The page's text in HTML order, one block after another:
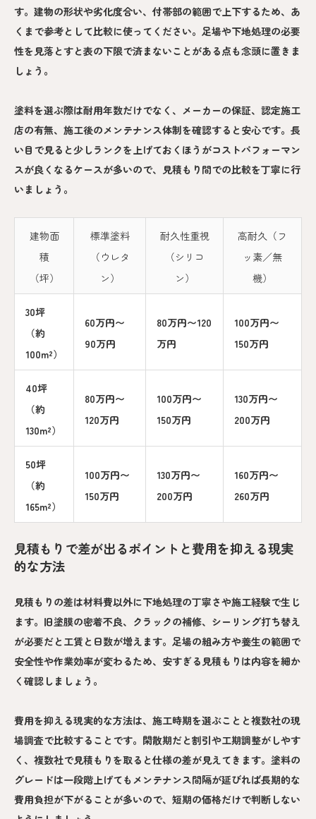
す。建物の形状や劣化度合い、付帯部の範囲で上下するため、あ
くまで参考として比較に使ってください。足場や下地処理の必要
性を見落とすと表の下限で済まないことがある点も念頭に置きま
しょう。
塗料を選ぶ際は耐用年数だけでなく、メーカーの保証、認定施工
店の有無、施工後のメンテナンス体制を確認すると安心です。長
い目で見ると少しランクを上げておくほうがコストパフォーマン
スが良くなるケースが多いので、見積もり間での比較を丁寧に行
いましょう。
建物面
積
（坪）
標準塗料
（ウレタ
ン）
耐久性重視
（シリコ
ン）
高耐久（フ
ッ素／無
機）
30坪
（約
100m²）
60万円〜
90万円
80万円〜120
万円
100万円〜
150万円
40坪
（約
130m²）
80万円〜
120万円
100万円〜
150万円
130万円〜
200万円
50坪
（約
165m²）
100万円〜
150万円
130万円〜
200万円
160万円〜
260万円
見積もりで差が出るポイントと費用を抑える現実
的な方法
見積もりの差は材料費以外に下地処理の丁寧さや施工経験で生じ
ます。旧塗膜の密着不良、クラックの補修、シーリング打ち替え
が必要だと工賃と日数が増えます。足場の組み方や養生の範囲で
安全性や作業効率が変わるため、安すぎる見積もりは内容を細か
く確認しましょう。
費用を抑える現実的な方法は、施工時期を選ぶことと複数社の現
場調査で比較することです。閑散期だと割引や工期調整がしやす
く、複数社で見積もりを取ると仕様の差が見えてきます。塗料の
グレードは一段階上げてもメンテナンス間隔が延びれば長期的な
費用負担が下がることが多いので、短期の価格だけで判断しない